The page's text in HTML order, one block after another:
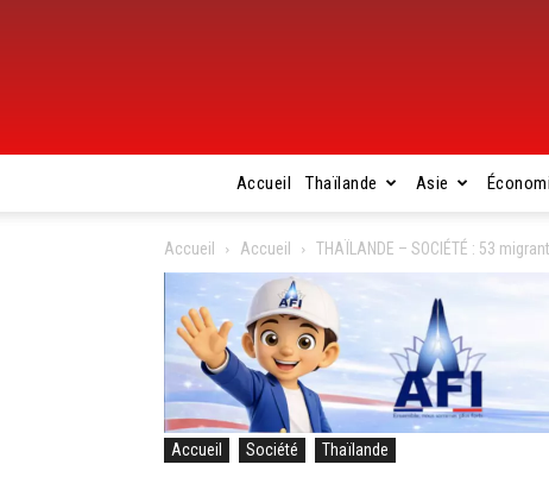
Accueil Thaïlande Asie
Accueil Accueil THAÏLANDE – SOCIÉTÉ : 53
Accueil Société Thaïlande